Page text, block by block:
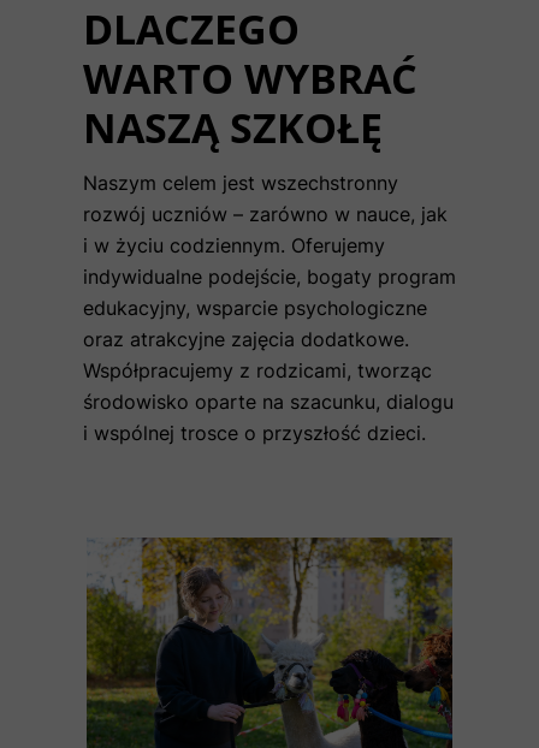
Naszym celem jest wszechstronny
rozwój uczniów – zarówno w nauce, jak
i w życiu codziennym. Oferujemy
indywidualne podejście, bogaty program
edukacyjny, wsparcie psychologiczne
oraz atrakcyjne zajęcia dodatkowe.
Współpracujemy z rodzicami, tworząc
środowisko oparte na szacunku, dialogu
i wspólnej trosce o przyszłość dzieci.
DLACZEGO
WARTO WYBRAĆ
NASZĄ SZKOŁĘ